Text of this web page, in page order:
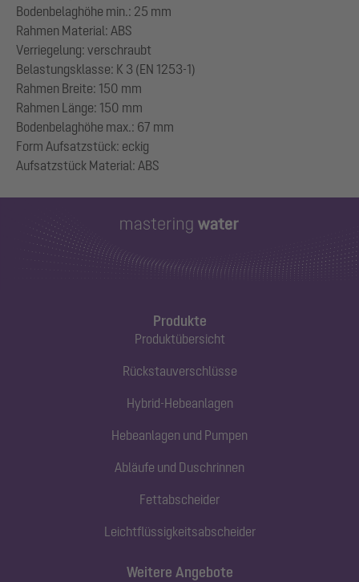
Bodenbelaghöhe min.: 25 mm
Rahmen Material: ABS
Verriegelung: verschraubt
Belastungsklasse: K 3 (EN 1253-1)
Rahmen Breite: 150 mm
Rahmen Länge: 150 mm
Bodenbelaghöhe max.: 67 mm
Form Aufsatzstück: eckig
Produkte
Produktübersicht
Rückstauverschlüsse
Hybrid-Hebeanlagen
Hebeanlagen und Pumpen
Abläufe und Duschrinnen
Fettabscheider
Leichtflüssigkeitsabscheider
Weitere Angebote